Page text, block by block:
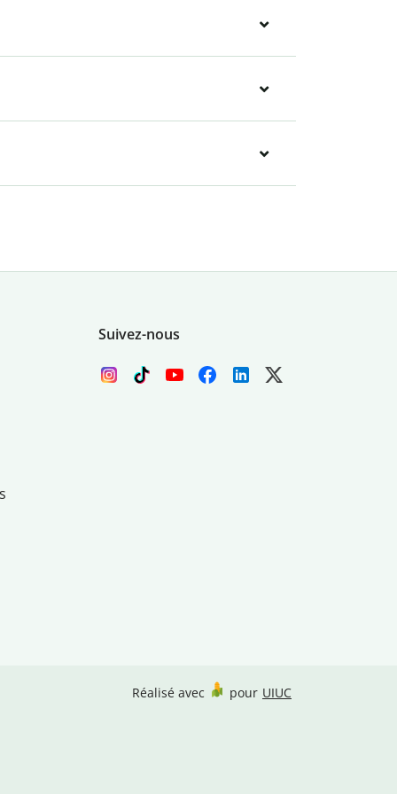
Suivez-nous
Réalisé avec pour UIUC